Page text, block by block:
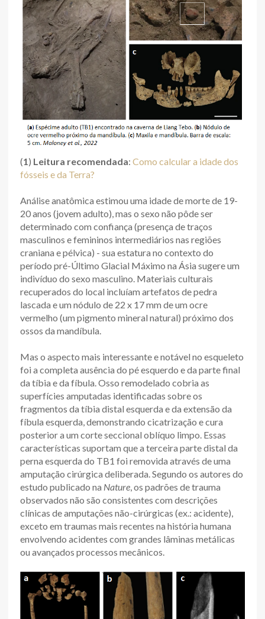
(1) Leitura recomendada: Como calcular a idade dos
fósseis e da Terra?
Análise anatômica estimou uma idade de morte de 19-
20 anos (jovem adulto), mas o sexo não pôde ser
determinado com confiança (presença de traços
masculinos e femininos intermediários nas regiões
craniana e pélvica) - sua estatura no contexto do
período pré-Último Glacial Máximo na Ásia sugere um
indivíduo do sexo masculino. Materiais culturais
recuperados do local incluíam artefatos de pedra
lascada e um nódulo de 22 x 17 mm de um ocre
vermelho (um pigmento mineral natural) próximo dos
ossos da mandíbula.
Mas o aspecto mais interessante e notável no esqueleto
foi a completa ausência do pé esquerdo e da parte final
da tíbia e da fíbula. Osso remodelado cobria as
superfícies amputadas identificadas sobre os
fragmentos da tíbia distal esquerda e da extensão da
fíbula esquerda, demonstrando cicatrização e cura
posterior a um corte seccional oblíquo limpo. Essas
características suportam que a terceira parte distal da
perna esquerda do TB1 foi removida através de uma
amputação cirúrgica deliberada. Segundo os autores do
estudo publicado na Nature, os padrões de trauma
observados não são consistentes com descrições
clínicas de amputações não-cirúrgicas (ex.: acidente),
exceto em traumas mais recentes na história humana
envolvendo acidentes com grandes lâminas metálicas
ou avançados processos mecânicos.